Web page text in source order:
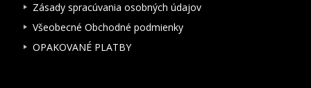
Zásady spracúvania osobných údajov
Všeobecné Obchodné podmienky
OPAKOVANÉ PLATBY